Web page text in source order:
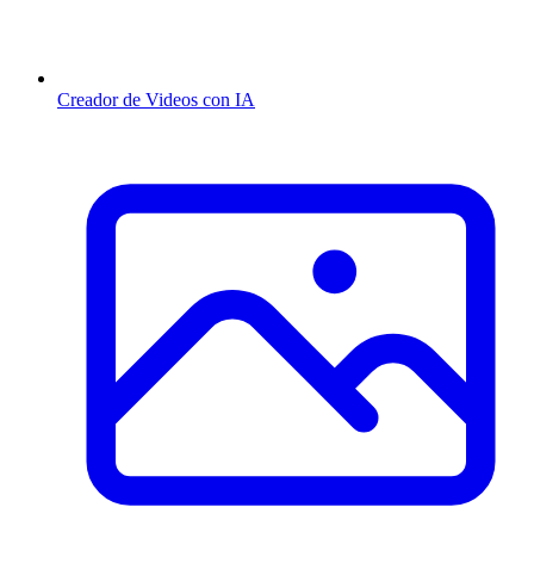
Creador de Videos con IA